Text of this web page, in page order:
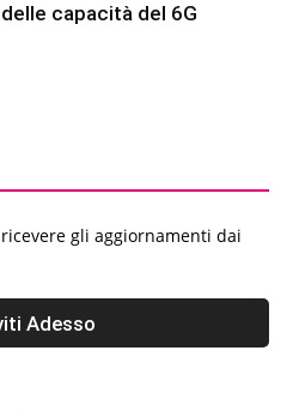
capacità del 6G
gli aggiornamenti dai